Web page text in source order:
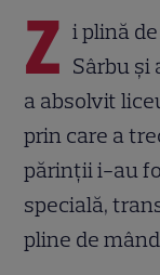
Z i plină
Sârbu și
a absolvit
prin care a
părinții i-au
specială,
pline de